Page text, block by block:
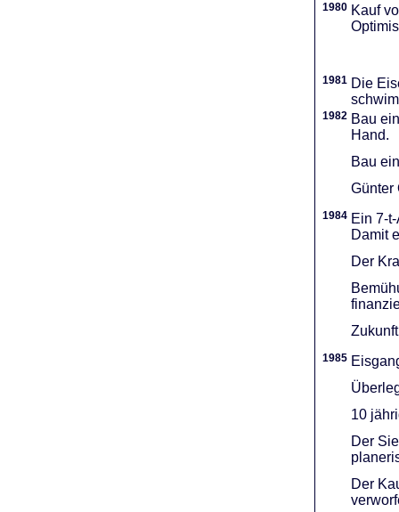
1980 Kauf
1981 Die
1982 Bau
Hand.
Bau
Günter
1984 Ein 7-
Damit
Der
1985
10
Der
Der